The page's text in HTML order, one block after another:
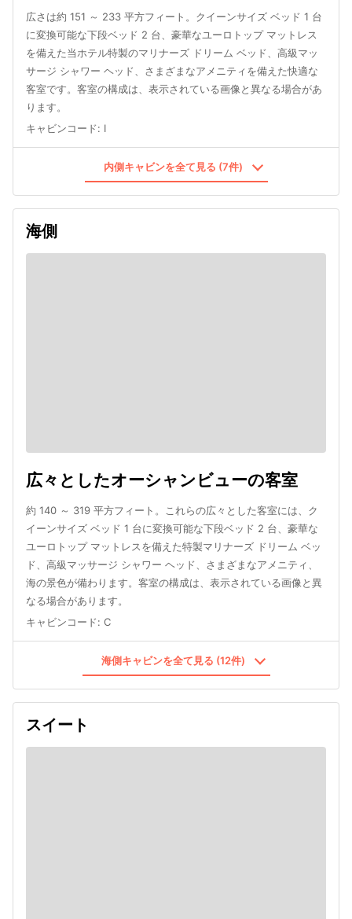
広さは約 151 ～ 233 平方フィート。クイーンサイズ ベッド 1 台
に変換可能な下段ベッド 2 台、豪華なユーロトップ マットレス
を備えた当ホテル特製のマリナーズ ドリーム ベッド、高級マッ
サージ シャワー ヘッド、さまざまなアメニティを備えた快適な
客室です。客室の構成は、表示されている画像と異なる場合があ
ります。
キャビンコード: I
内側キャビンを全て見る (7件)
海側
広々としたオーシャンビューの客室
約 140 ～ 319 平方フィート。これらの広々とした客室には、ク
イーンサイズ ベッド 1 台に変換可能な下段ベッド 2 台、豪華な
ユーロトップ マットレスを備えた特製マリナーズ ドリーム ベッ
ド、高級マッサージ シャワー ヘッド、さまざまなアメニティ、
海の景色が備わります。客室の構成は、表示されている画像と異
なる場合があります。
キャビンコード: C
海側キャビンを全て見る (12件)
スイート